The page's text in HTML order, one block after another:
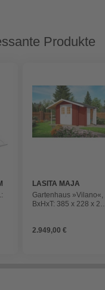
Produkte
LASITA MAJA
Gartenhaus »Vilano«,
BxHxT: 385 x 228 x 220
schwedenrot
2.949,00 €